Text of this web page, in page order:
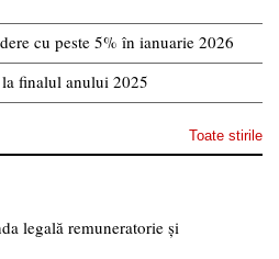
cu peste 5% în ianuarie 2026
finalul anului 2025
Toate stirile
legală remuneratorie și